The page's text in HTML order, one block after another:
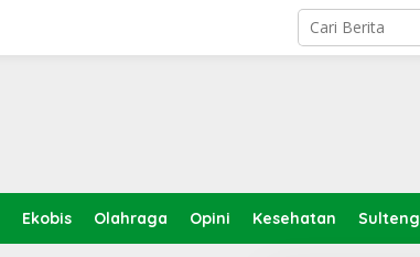
Ekobis Olahraga Opini Kesehatan Sulteng